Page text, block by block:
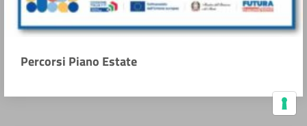
Percorsi Piano Estate
Le